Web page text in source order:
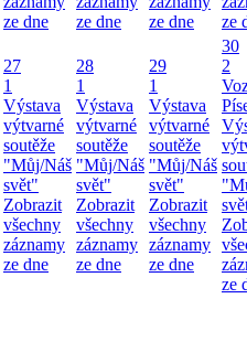
ze dne
ze dne
ze dne
ze
27
1
Výstava
výtvarné
soutěže
"Můj/Náš
svět"
Zobrazit
všechny
záznamy
ze dne
28
1
Výstava
výtvarné
soutěže
"Můj/Náš
svět"
Zobrazit
všechny
záznamy
ze dne
29
1
Výstava
výtvarné
soutěže
"Můj/Náš
svět"
Zobrazit
všechny
záznamy
ze dne
30
2
ze